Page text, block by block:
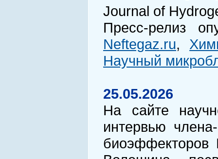
Journal of
Пресс-релиз
Neftegaz.ru,
Научный
25.05.2026
На сайте
интервью